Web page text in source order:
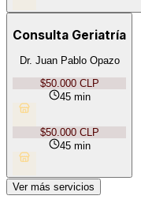
Consulta Geriatría
Dr. Juan Pablo Opazo
$50.000 CLP
45 min
$50.000 CLP
45 min
Ver más servicios